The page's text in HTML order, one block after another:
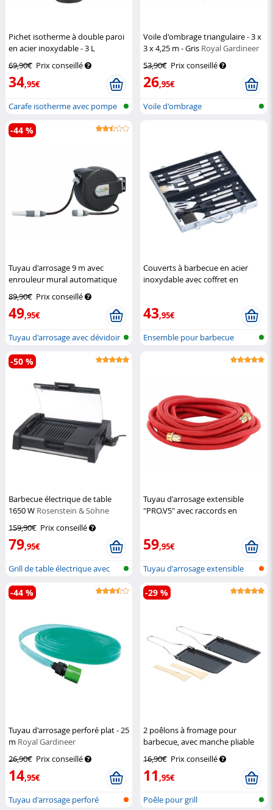
Pichet isotherme à double paroi
en acier inoxydable - 3 L
69,90€ Prix conseillé
34,95€
Carafe isotherme avec pompe
Voile d'ombrage triangulaire - 3 x
3 x 4,25 m - Gris Royal Gardineer
53,90€ Prix conseillé
26,95€
Voile d'ombrage
Tuyau d'arrosage 9 m avec
enrouleur mural automatique
89,90€ Prix conseillé
49,95€
-44 %
Tuyau d'arrosage avec dévidoir
mura...
Couverts à barbecue en acier
inoxydable avec coffret en
43,95€
Ensemble pour barbecue
Barbecue électrique de table
1650 W Rosenstein & Söhne
159,90€ Prix conseillé
79,95€
-50 %
Grill de table électrique avec
couv...
Tuyau d'arrosage extensible
"PRO.V5" avec raccords en
59,95€
Tuyau d'arrosage extensible
Tuyau d'arrosage perforé plat - 25
m Royal Gardineer
26,90€ Prix conseillé
14,95€
-44 %
Tuyau d'arrosage perforé
2 poêlons à fromage pour
barbecue, avec manche pliable
16,90€ Prix conseillé
11,95€
-29 %
Poêle pour grill